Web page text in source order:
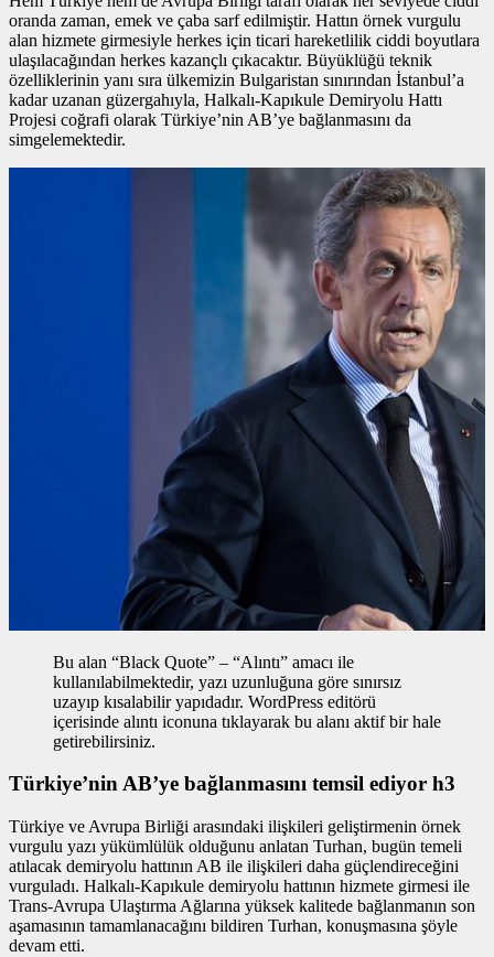
oranda zaman, emek ve çaba sarf edilmiştir. Hattın örnek vurgulu
alan hizmete girmesiyle herkes için ticari hareketlilik ciddi boyutlara
ulaşılacağından herkes kazançlı çıkacaktır. Büyüklüğü teknik
özelliklerinin yanı sıra ülkemizin Bulgaristan sınırından İstanbul’a
kadar uzanan güzergahıyla, Halkalı-Kapıkule Demiryolu Hattı
Projesi coğrafi olarak Türkiye’nin AB’ye bağlanmasını da
simgelemektedir.
Bu alan “Black Quote” – “Alıntı” amacı ile
kullanılabilmektedir, yazı uzunluğuna göre sınırsız
uzayıp kısalabilir yapıdadır. WordPress editörü
içerisinde alıntı iconuna tıklayarak bu alanı aktif bir hale
getirebilirsiniz.
Türkiye’nin AB’ye bağlanmasını temsil ediyor h3
Türkiye ve Avrupa Birliği arasındaki ilişkileri geliştirmenin örnek
vurgulu yazı yükümlülük olduğunu anlatan Turhan, bugün temeli
atılacak demiryolu hattının AB ile ilişkileri daha güçlendireceğini
vurguladı. Halkalı-Kapıkule demiryolu hattının hizmete girmesi ile
Trans-Avrupa Ulaştırma Ağlarına yüksek kalitede bağlanmanın son
aşamasının tamamlanacağını bildiren Turhan, konuşmasına şöyle
devam etti.